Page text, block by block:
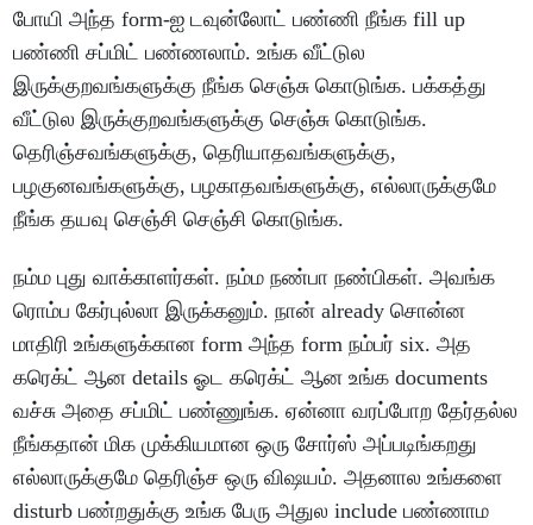
போயி அந்த form-ஐ டவுன்லோட் பண்ணி நீங்க fill up
பண்ணி சப்மிட் பண்ணலாம். உங்க வீட்டுல
இருக்குறவங்களுக்கு நீங்க செஞ்சு கொடுங்க. பக்கத்து
வீட்டுல இருக்குறவங்களுக்கு செஞ்சு கொடுங்க.
தெரிஞ்சவங்களுக்கு, தெரியாதவங்களுக்கு,
பழகுனவங்களுக்கு, பழகாதவங்களுக்கு, எல்லாருக்குமே
நீங்க தயவு செஞ்சி செஞ்சி கொடுங்க.
நம்ம புது வாக்காளர்கள். நம்ம நண்பா நண்பிகள். அவங்க
ரொம்ப கேர்புல்லா இருக்கனும். நான் already சொன்ன
மாதிரி உங்களுக்கான form அந்த form நம்பர் six. அத
கரெக்ட் ஆன details ஓட கரெக்ட் ஆன உங்க documents
வச்சு அதை சப்மிட் பண்ணுங்க. ஏன்னா வரப்போற தேர்தல்ல
நீங்கதான் மிக முக்கியமான ஒரு சோர்ஸ் அப்படிங்கறது
எல்லாருக்குமே தெரிஞ்ச ஒரு விஷயம். அதனால உங்களை
disturb பண்றதுக்கு உங்க பேரு அதுல include பண்ணாம